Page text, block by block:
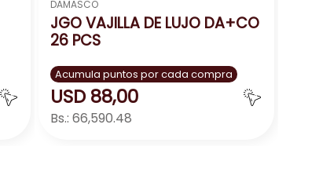
DAMASCO
JGO VAJILLA DE LUJO DA+CO
26 PCS
Acumula puntos por cada compra
USD 88,00
Bs.: 66,590.48